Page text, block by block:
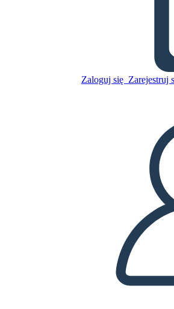
Zaloguj się Zarejestruj
Quilt
STWÓRZ
ODTWARZANIE